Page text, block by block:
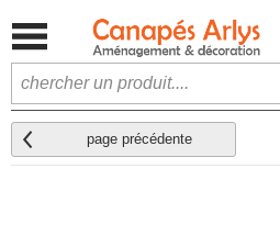
page précédente